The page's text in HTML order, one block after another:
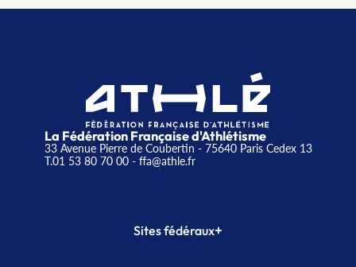
La Fédération Française d'Athlétisme
33 Avenue Pierre de Coubertin - 75640 Paris Cedex 13
T.01 53 80 70 00- ffa@athle.fr
Sites fédéraux+